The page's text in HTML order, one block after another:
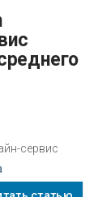
сервис